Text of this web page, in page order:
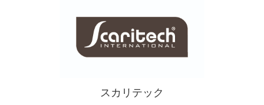
スカリテック